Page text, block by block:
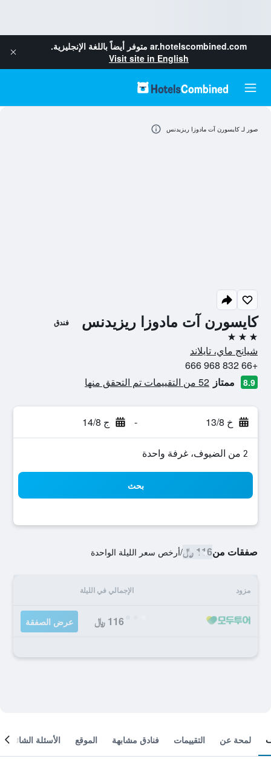
ar.hotelscombined.com متوفر أيضاً باللغة الإنجليزية.
Visit site in English
كايسورن آت مادوزا ريزيدنس فندق
3 نجوم
شيانج ماي، تايلاند
+66 832 968 666
8.9 ممتاز 52 من التقييمات تم التحقق منها
خ 13/8 - ج 14/8
2 من الضيوف، غرفة واحدة
بحث
صفقات من116 ﷼ /أرخص سعر الليلة الواحدة
مزود الإجمالي في الليلة
116 ﷼ عرض الصفقة
صور لـ كايسورن آت مادوزا ريزيدنس
لمحة عن التقييمات فنادق مشابهة الموقع الأسئلة الشائعة